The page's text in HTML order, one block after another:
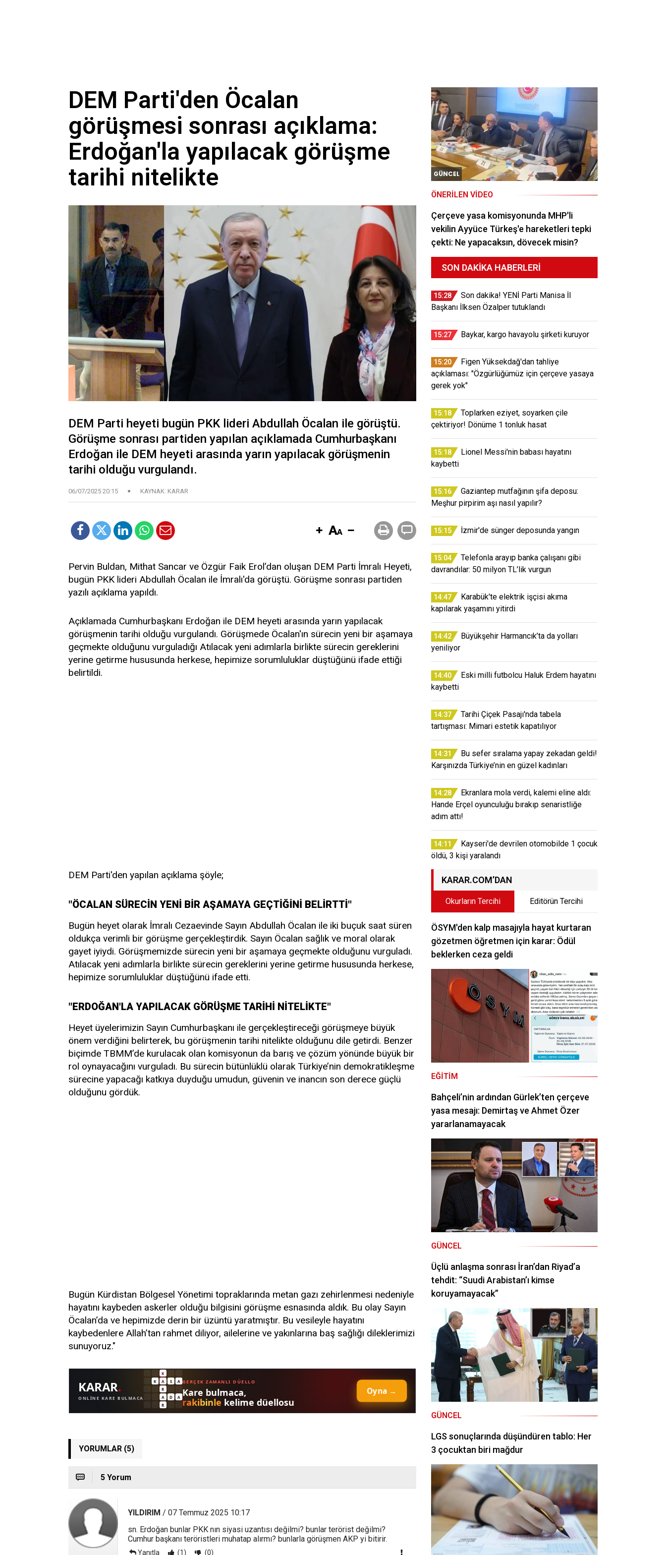
DEM Parti'den Öcalan
görüşmesi sonrası açıklama:
Erdoğan'la yapılacak görüşme
tarihi nitelikte
DEM Parti heyeti bugün PKK lideri Abdullah Öcalan ile görüştü.
Görüşme sonrası partiden yapılan açıklamada Cumhurbaşkanı
Erdoğan ile DEM heyeti arasında yarın yapılacak görüşmenin
tarihi olduğu vurgulandı.
06/07/2025 20:15 KAYNAK: KARAR
Pervin Buldan, Mithat Sancar ve Özgür Faik Erol’dan oluşan DEM Parti İmralı Heyeti,
bugün PKK lideri Abdullah Öcalan ile İmralı'da görüştü. Görüşme sonrası partiden
yazılı açıklama yapıldı.
Açıklamada Cumhurbaşkanı Erdoğan ile DEM heyeti arasında yarın yapılacak
görüşmenin tarihi olduğu vurgulandı. Görüşmede Öcalan'ın sürecin yeni bir aşamaya
geçmekte olduğunu vurguladığı Atılacak yeni adımlarla birlikte sürecin gereklerini
yerine getirme hususunda herkese, hepimize sorumluluklar düştüğünü ifade ettiği
belirtildi.
DEM Parti'den yapılan açıklama şöyle;
"ÖCALAN SÜRECİN YENİ BİR AŞAMAYA GEÇTİĞİNİ BELİRTTİ"
Bugün heyet olarak İmralı Cezaevinde Sayın Abdullah Öcalan ile iki buçuk saat süren
oldukça verimli bir görüşme gerçekleştirdik. Sayın Öcalan sağlık ve moral olarak
gayet iyiydi. Görüşmemizde sürecin yeni bir aşamaya geçmekte olduğunu vurguladı.
Atılacak yeni adımlarla birlikte sürecin gereklerini yerine getirme hususunda herkese,
hepimize sorumluluklar düştüğünü ifade etti.
"ERDOĞAN'LA YAPILACAK GÖRÜŞME TARİHİ NİTELİKTE"
Heyet üyelerimizin Sayın Cumhurbaşkanı ile gerçekleştireceği görüşmeye büyük
önem verdiğini belirterek, bu görüşmenin tarihi nitelikte olduğunu dile getirdi. Benzer
biçimde TBMM’de kurulacak olan komisyonun da barış ve çözüm yönünde büyük bir
rol oynayacağını vurguladı. Bu sürecin bütünlüklü olarak Türkiye’nin demokratikleşme
sürecine yapacağı katkıya duyduğu umudun, güvenin ve inancın son derece güçlü
olduğunu gördük.
Bugün Kürdistan Bölgesel Yönetimi topraklarında metan gazı zehirlenmesi nedeniyle
hayatını kaybeden askerler olduğu bilgisini görüşme esnasında aldık. Bu olay Sayın
Öcalan’da ve hepimizde derin bir üzüntü yaratmıştır. Bu vesileyle hayatını
kaybedenlere Allah’tan rahmet diliyor, ailelerine ve yakınlarına baş sağlığı dileklerimizi
sunuyoruz."
YORUMLAR (5)
5 Yorum
YILDIRIM / 07 Temmuz 2025 10:17
sn. Erdoğan bunlar PKK nın siyasi uzantısı değilmi? bunlar terörist değilmi?
Cumhur başkanı teröristleri muhatap alırmı? bunlarla görüşmen AKP yi bitirir.
Yanıtla (1) (0)
GÜNCEL
ÖNERILEN VIDEO
Çerçeve yasa komisyonunda MHP'li
vekilin Ayyüce Türkeş'e hareketleri tepki
çekti: Ne yapacaksın, dövecek misin?
SON DAKIKA HABERLERI
15:28
Son dakika! YENİ Parti Manisa İl
Başkanı İlksen Özalper tutuklandı
15:27 Baykar, kargo havayolu şirketi kuruyor
15:20
Figen Yüksekdağ'dan tahliye
açıklaması: "Özgürlüğümüz için çerçeve yasaya
gerek yok"
15:18
Toplarken eziyet, soyarken çile
çektiriyor! Dönüme 1 tonluk hasat
15:18
Lionel Messi'nin babası hayatını
kaybetti
15:16
Gaziantep mutfağının şifa deposu:
Meşhur pirpirim aşı nasıl yapılır?
15:15 İzmir'de sünger deposunda yangın
15:04
Telefonla arayıp banka çalışanı gibi
davrandılar: 50 milyon TL’lik vurgun
14:47
Karabük'te elektrik işçisi akıma
kapılarak yaşamını yitirdi
14:42
Büyükşehir Harmancık’ta da yolları
yeniliyor
14:40
Eski milli futbolcu Haluk Erdem hayatını
kaybetti
14:37
Tarihi Çiçek Pasajı'nda tabela
tartışması: Mimari estetik kapatılıyor
14:31
Bu sefer sıralama yapay zekadan geldi!
Karşınızda Türkiye’nin en güzel kadınları
14:28
Ekranlara mola verdi, kalemi eline aldı:
Hande Erçel oyunculuğu bırakıp senaristliğe
adım attı!
14:11
Kayseri'de devrilen otomobilde 1 çocuk
öldü, 3 kişi yaralandı
KARAR.COM’DAN
Okurların Tercihi Editörün Tercihi
ÖSYM'den kalp masajıyla hayat kurtaran
gözetmen öğretmen için karar: Ödül
beklerken ceza geldi
EĞITIM
Bahçeli’nin ardından Gürlek’ten çerçeve
yasa mesajı: Demirtaş ve Ahmet Özer
yararlanamayacak
GÜNCEL
Üçlü anlaşma sonrası İran’dan Riyad’a
tehdit: “Suudi Arabistan’ı kimse
koruyamayacak”
GÜNCEL
LGS sonuçlarında düşündüren tablo: Her
3 çocuktan biri mağdur